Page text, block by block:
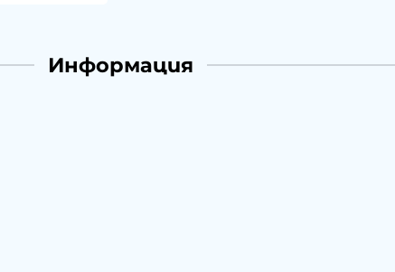
Информация